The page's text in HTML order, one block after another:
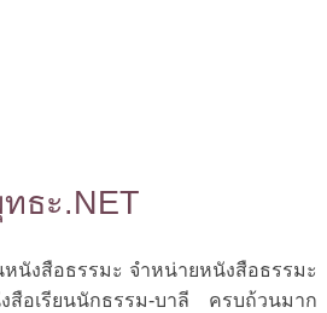
ธะ.NET
หนังสือธรรมะ จำหน่ายหนังสือธรรมะ
อเรียนนักธรรม-บาลี ครบถ้วนมาก